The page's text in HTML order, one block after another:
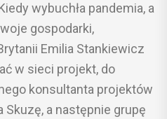
wybuchła pandemia, a
gospodarki,
Emilia Stankiewicz
w sieci projekt, do
konsultanta projektów
Skuzę, a następnie grupę